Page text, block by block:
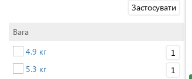
Застосувати
Вага
4.9 кг
1
5.3 кг
1